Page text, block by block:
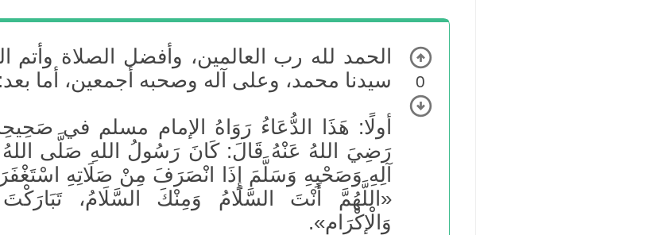
0
الحمد لله رب العالمين، وأفضل الصلاة وأتم
سيدنا محمد، وعلى آله وصحبه أجمعين، أما بعد:
أولًا: هَذَا الدُّعَاءُ رَوَاهُ الإمام مسلم في
رَضِيَ اللهُ عَنْهُ قَالَ: كَانَ رَسُولُ اللهِ صَلَّى
آلِهِ وَصَحْبِهِ وَسَلَّمَ إِذَا انْصَرَفَ مِنْ صَلَاتِهِ اسْتَغْفَرَ
«اللَّهُمَّ أَنْتَ السَّلَامُ وَمِنْكَ السَّلَامُ،
وَالْإِكْرَامِ».